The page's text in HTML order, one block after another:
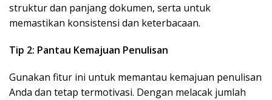
struktur dan panjang dokumen, serta untuk
memastikan konsistensi dan keterbacaan.
Tip 2: Pantau Kemajuan Penulisan
Gunakan fitur ini untuk memantau kemajuan penulisan
Anda dan tetap termotivasi. Dengan melacak jumlah